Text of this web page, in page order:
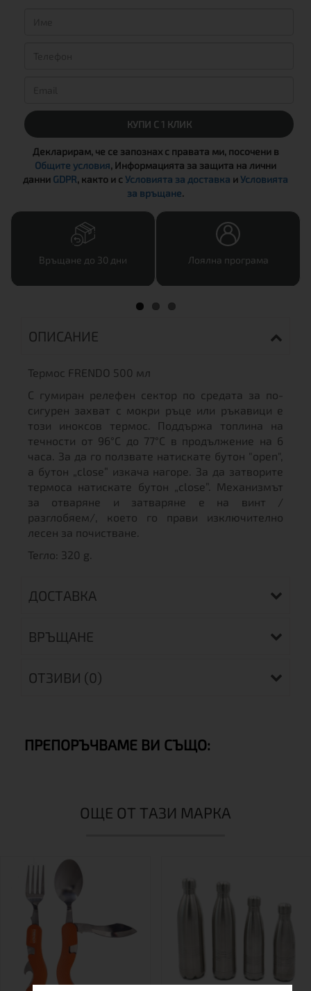
КУПИ С 1 КЛИК
Декларирам, че се запознах с правата ми, посочени в
Общите условия, Информацията за защита на лични
данни GDPR, както и сУсловията за доставка иУсловията
за връщане.
Връщане до 30 дни Лоялна програма
ОПИСАНИЕ
Термос FRENDO 500 мл
С гумиран релефен сектор по средата за по-
сигурен захват с мокри ръце или ръкавици е
този иноксов термос. Поддържа топлина на
течности от 96°C до 77°C в продължение на 6
часа. За да го ползвате натискате бутон "open",
а бутон „close” изкача нагоре. За да затворите
термоса натискате бутон „close”. Механизмът
за отваряне и затваряне е на винт /
разглобяем/, което го прави изключително
лесен за почистване.
Тегло: 320 g.
ДОСТАВКА
ВРЪЩАНЕ
ОТЗИВИ (0)
ПРЕПОРЪЧВАМЕ ВИ СЪЩО:
ОЩЕ ОТ ТАЗИ МАРКА